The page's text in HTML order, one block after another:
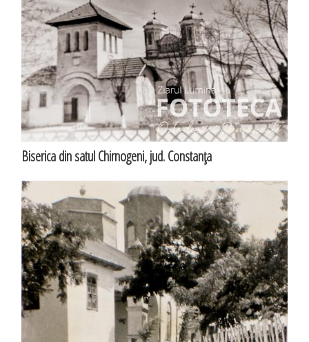
Biserica din satul Chirnogeni, jud. Constanţa